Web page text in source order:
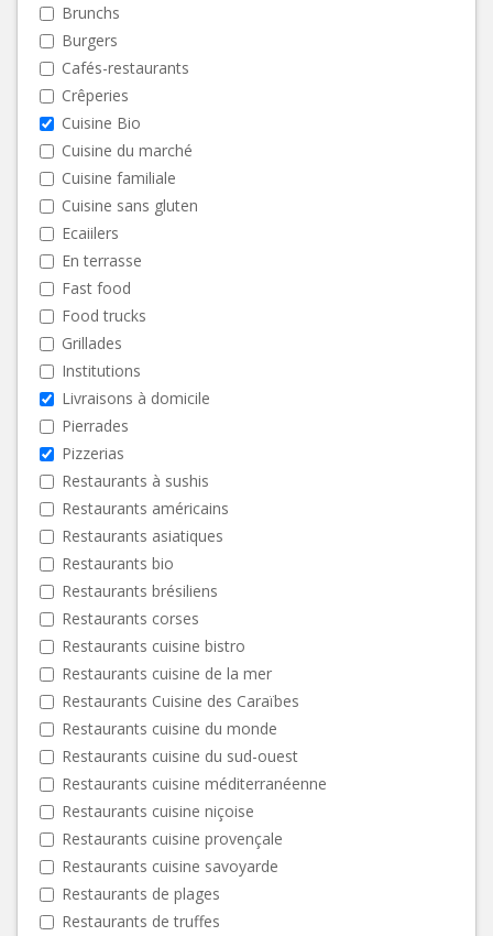
Brunchs
Burgers
Cafés-restaurants
Crêperies
Cuisine Bio
Cuisine du marché
Cuisine familiale
Cuisine sans gluten
Ecaiilers
En terrasse
Fast food
Food trucks
Grillades
Institutions
Livraisons à domicile
Pierrades
Pizzerias
Restaurants à sushis
Restaurants américains
Restaurants asiatiques
Restaurants bio
Restaurants brésiliens
Restaurants corses
Restaurants cuisine bistro
Restaurants cuisine de la mer
Restaurants Cuisine des Caraïbes
Restaurants cuisine du monde
Restaurants cuisine du sud-ouest
Restaurants cuisine méditerranéenne
Restaurants cuisine niçoise
Restaurants cuisine provençale
Restaurants cuisine savoyarde
Restaurants de plages
Restaurants de truffes